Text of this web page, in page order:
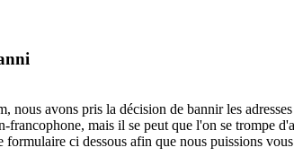
nous avons pris la décision de bannir les
francophone, mais il se peut que l'on se trompe
ci dessous afin que nous puissions